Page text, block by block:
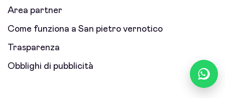
Area partner
Come funziona a San pietro vernotico
Trasparenza
Obblighi di pubblicità